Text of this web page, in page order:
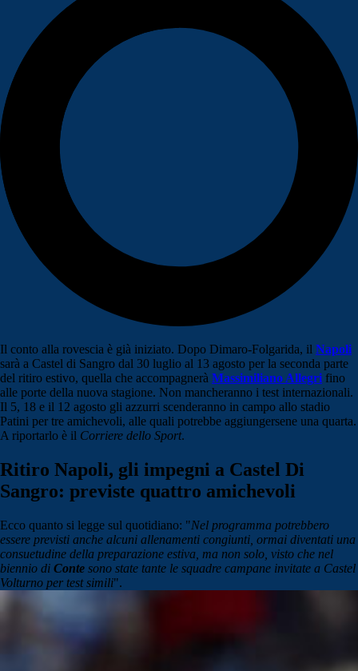
Il conto alla rovescia è già iniziato. Dopo Dimaro-Folgarida, il Napoli
sarà a Castel di Sangro dal 30 luglio al 13 agosto per la seconda parte
del ritiro estivo, quella che accompagnerà Massimiliano Allegri fino
alle porte della nuova stagione. Non mancheranno i test internazionali.
Il 5, 18 e il 12 agosto gli azzurri scenderanno in campo allo stadio
Patini per tre amichevoli, alle quali potrebbe aggiungersene una quarta.
A riportarlo è il Corriere dello Sport.
Ritiro Napoli, gli impegni a Castel Di
Sangro: previste quattro amichevoli
Ecco quanto si legge sul quotidiano: "Nel programma potrebbero
essere previsti anche alcuni allenamenti congiunti, ormai diventati una
consuetudine della preparazione estiva, ma non solo, visto che nel
biennio di Conte sono state tante le squadre campane invitate a Castel
Volturno per test simili".